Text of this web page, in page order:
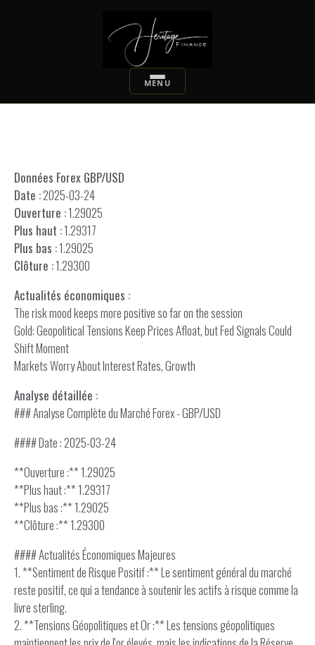
Données Forex GBP/USD
Date :2025-03-24
Ouverture :1.29025
Plus haut :1.29317
Plus bas :1.29025
Clôture :1.29300
Actualités économiques :
The risk mood keeps more positive so far on the session
Gold: Geopolitical Tensions Keep Prices Afloat, but Fed Signals Could
Shift Moment
Markets Worry About Interest Rates, Growth
Analyse détaillée :
### Analyse Complète du Marché Forex - GBP/USD
#### Date : 2025-03-24
**Ouverture :** 1.29025
**Plus haut :** 1.29317
**Plus bas :** 1.29025
**Clôture :** 1.29300
#### Actualités Économiques Majeures
1. **Sentiment de Risque Positif :** Le sentiment général du marché
reste positif, ce qui a tendance à soutenir les actifs à risque comme la
livre sterling.
2. **Tensions Géopolitiques et Or :** Les tensions géopolitiques